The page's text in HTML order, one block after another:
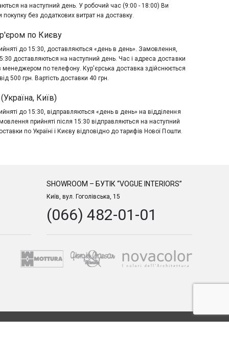
на наступний день. У робочий час (9:00 - 18:00) Ви
без додаткових витрат на доставку.
по Києву
до 15:30, доставляються «день в день». Замовлення,
доставляються на наступний день. Час і адреса доставки
менеджером по телефону. Кур'єрська доставка здійснюється
500 грн. Вартість доставки 40 грн.
Київ)
до 15:30, відправляються «день в день» на відділення
прийняті після 15:30 відправляються на наступний
по Україні і Києву відповідно до тарифів Нової Пошти.
SHOWROOM – БУТІК “VOGUE INTERIORS”
Київ, вул. Гоголівська, 15
(066) 482-01-01